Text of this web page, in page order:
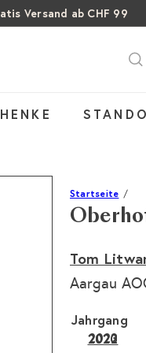
Pause
Versand ab CHF 99
Rabatt auf Sommer
zu 40% auf letzte
Startseite
Tom
Aargau
Jahrgang
2023
2022
2020